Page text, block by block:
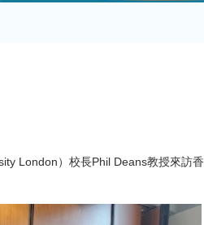
London）校長Phil Deans教授來訪香